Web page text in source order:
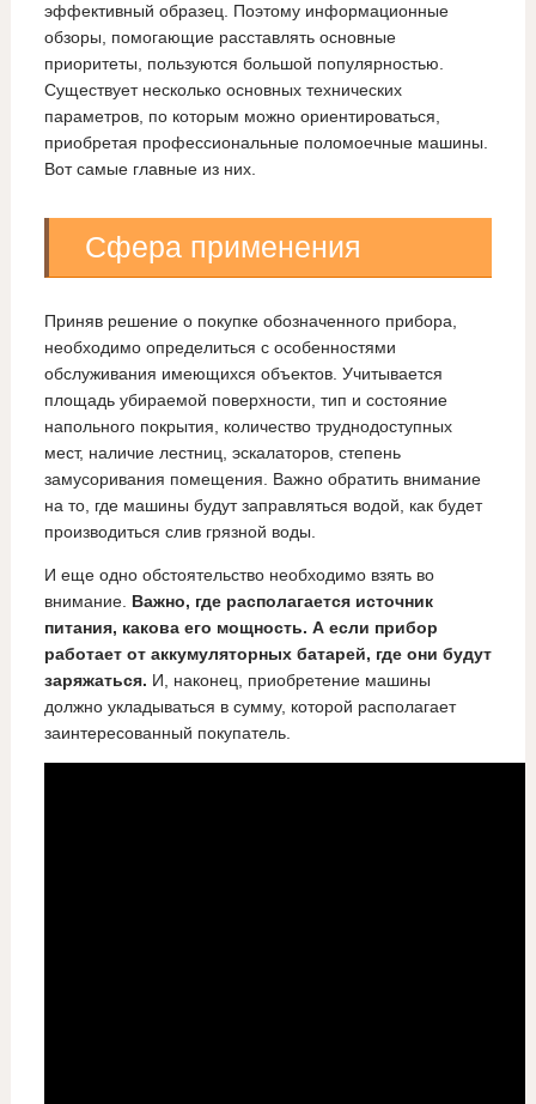
эффективный образец. Поэтому информационные
обзоры, помогающие расставлять основные
приоритеты, пользуются большой популярностью.
Существует несколько основных технических
параметров, по которым можно ориентироваться,
приобретая профессиональные поломоечные машины.
Вот самые главные из них.
Сфера применения
Приняв решение о покупке обозначенного прибора,
необходимо определиться с особенностями
обслуживания имеющихся объектов. Учитывается
площадь убираемой поверхности, тип и состояние
напольного покрытия, количество труднодоступных
мест, наличие лестниц, эскалаторов, степень
замусоривания помещения. Важно обратить внимание
на то, где машины будут заправляться водой, как будет
производиться слив грязной воды.
И еще одно обстоятельство необходимо взять во
внимание. Важно, где располагается источник
питания, какова его мощность. А если прибор
работает от аккумуляторных батарей, где они будут
заряжаться. И, наконец, приобретение машины
должно укладываться в сумму, которой располагает
заинтересованный покупатель.